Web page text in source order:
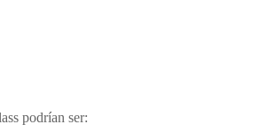
podrían ser: